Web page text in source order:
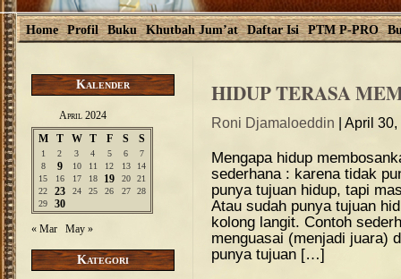
Home Profil Buku Khutbah Jum’at Daftar Isi PTM P-PRO
Kalender
April 2024
M
T W T F S S
1 2 3 4 5 6
7
8
9 10 11 12 13
14
15
16 17 18 19 20
21
22
23 24 25 26 27
28
29
30
« Mar
May »
Kategori
HIDUP TERASA
Roni Djamaloeddin | April
Mengapa hidup
sederhana : karena tidak
punya tujuan hidup, tapi
Atau sudah punya tujuan
kolong langit. Contoh
menguasai (menjadi juara)
punya tujuan […]